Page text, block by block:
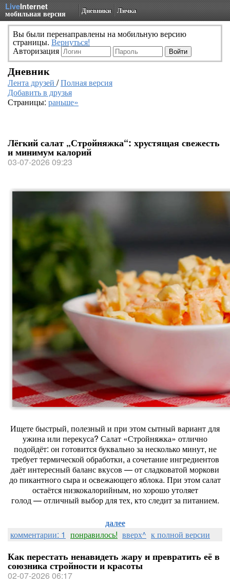
LiveInternet
мобильная версия Дневники Личка
Вы были перенаправлены на мобильную версию
страницы. Вернуться!
Авторизация
Дневник
Лента друзей /Полная версия
Добавить в друзья
Страницы: раньше»
Лёгкий салат „Стройняжка“: хрустящая свежесть
и минимум калорий
03-07-2026 09:23
Ищетебыстрый, полезный и при этомсытный вариантдля
ужинаили перекуса? Салат «Стройняжка» отлично
подойдёт: он готовитсябуквальнозанесколькоминут, не
требуеттермической обработки, асочетаниеингредиентов
даётинтересный балансвкусов — отсладковатой моркови
допикантногосыраи освежающегояблока. При этомсалат
остаётсянизкокалорийным, нохорошоутоляет
голод— отличный выбордлятех, ктоследитзапитанием.
далее
комментарии: 1 понравилось! вверх^ к полной версии
Как перестать ненавидеть жару и превратить её в
союзника стройности и красоты
02-07-2026 06:17